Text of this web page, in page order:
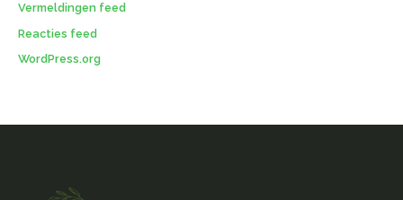
Vermeldingen feed
Reacties feed
WordPress.org